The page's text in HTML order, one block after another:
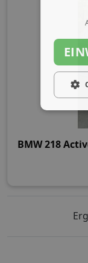
BMW 218